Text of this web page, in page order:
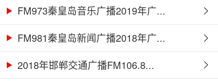
FM973秦皇岛音乐广播2019年广...
FM981秦皇岛新闻广播2018年广...
2018年邯郸交通广播FM106.8...